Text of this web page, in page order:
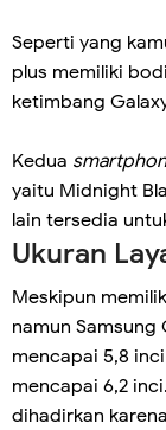
Seperti yang
plus memiliki
ketimbang
Kedua
yaitu Midnight
lain tersedia
Ukuran
Meskipun
namun Samsung
mencapai 5,8
mencapai 6,2
dihadirkan